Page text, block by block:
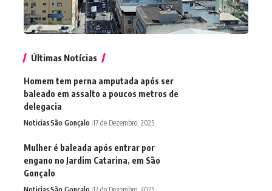
Últimas Notícias
Homem tem perna amputada após ser
baleado em assalto a poucos metros de
delegacia
NoticiasSão Gonçalo 17 de Dezembro, 2025
Mulher é baleada após entrar por
engano no Jardim Catarina, em São
Gonçalo